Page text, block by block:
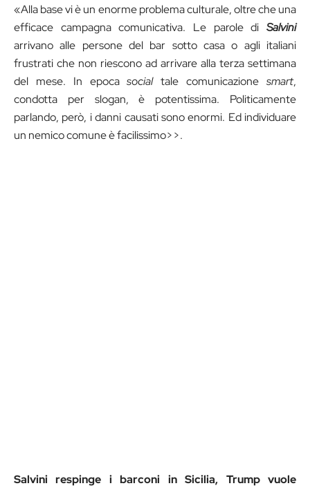
«Alla base vi è un enorme problema culturale, oltre che una
efficace campagna comunicativa. Le parole di Salvini
arrivano alle persone del bar sotto casa o agli italiani
frustrati che non riescono ad arrivare alla terza settimana
del mese. In epocasocialtale comunicazionesmart,
condotta per slogan, è potentissima. Politicamente
parlando, però, i danni causati sono enormi. Ed individuare
un nemico comune è facilissimo>>.
Salvini respinge i barconi in Sicilia, Trump vuole